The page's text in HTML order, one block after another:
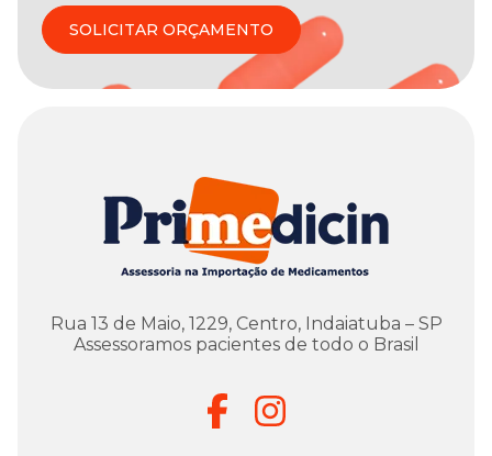
SOLICITAR ORÇAMENTO
Rua 13 de Maio, 1229, Centro, Indaiatuba – SP
Assessoramos pacientes de todo o Brasil